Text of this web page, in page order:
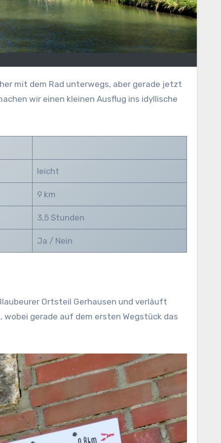
wir einen kleinen Ausflug ins idyllische
leicht
9 km
3,5 Stunden
Ja / Nein
Ortsteil Gerhausen und verläuft
gerade auf dem ersten Wegstück das